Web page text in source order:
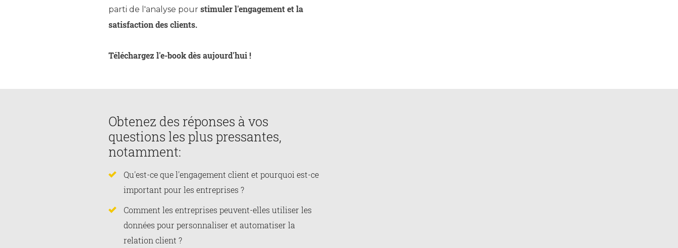
parti de l'analyse pour stimuler l'engagement et la
satisfaction des clients.
Téléchargez l'e-book dès aujourd'hui !
Obtenez des réponses à vos
questions les plus pressantes,
notamment:
Qu'est-ce que l'engagement client et pourquoi est-ce
important pour les entreprises ?
Comment les entreprises peuvent-elles utiliser les
données pour personnaliser et automatiser la
relation client ?